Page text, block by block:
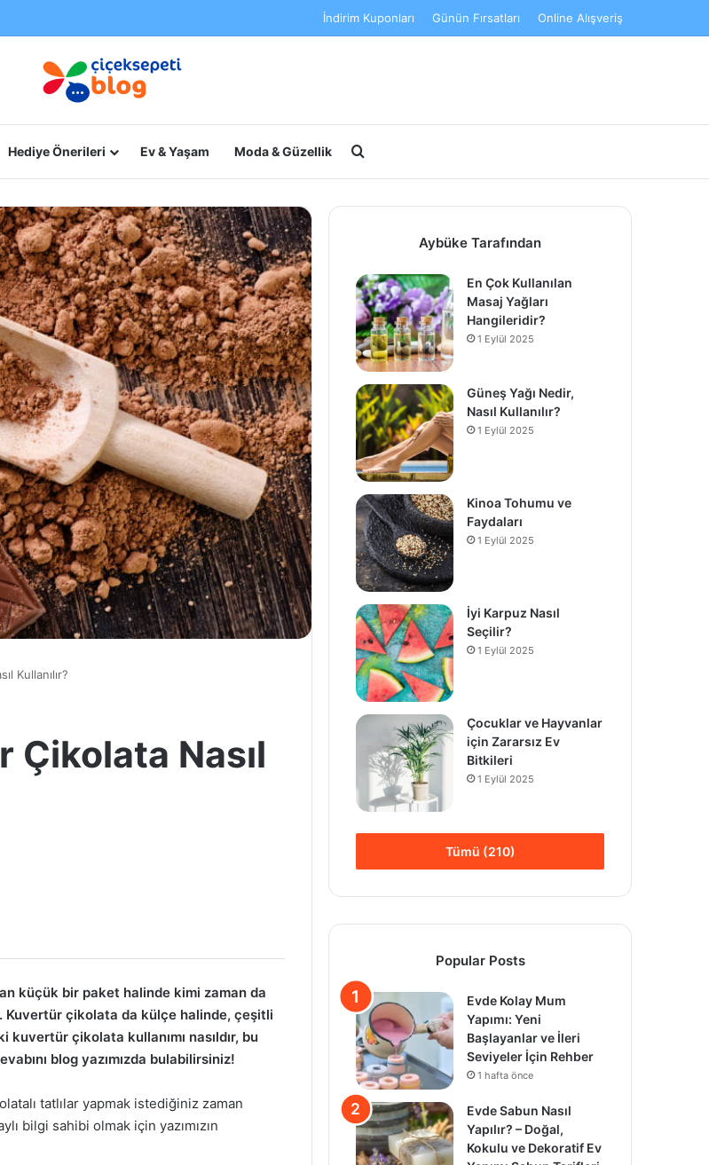
İndirim Kuponları Günün Fırsatları Online Alışveriş
Hediye Önerileri Ev & Yaşam Moda & Güzellik Arama yap ...
Kullanılır?
Çikolata Nasıl
küçük bir paket halinde kimi zaman da
Kuvertür çikolata da külçe halinde, çeşitli
çikolata kullanımı nasıldır, bu
blog yazımızda bulabilirsiniz!
tatlılar yapmak istediğiniz zaman
bilgi sahibi olmak için yazımızın
Aybüke Tarafından
En Çok Kullanılan
Masaj Yağları
Hangileridir?
1 Eylül 2025
Güneş Yağı Nedir,
Nasıl Kullanılır?
1 Eylül 2025
Kinoa Tohumu ve
Faydaları
1 Eylül 2025
İyi Karpuz Nasıl
Seçilir?
1 Eylül 2025
Çocuklar ve Hayvanlar
için Zararsız Ev
Bitkileri
1 Eylül 2025
Tümü (210)
Popular Posts
Evde Kolay Mum
Yapımı: Yeni
Başlayanlar ve İleri
Seviyeler İçin Rehber
1 hafta önce
Evde Sabun Nasıl
Yapılır? – Doğal,
Kokulu ve Dekoratif Ev